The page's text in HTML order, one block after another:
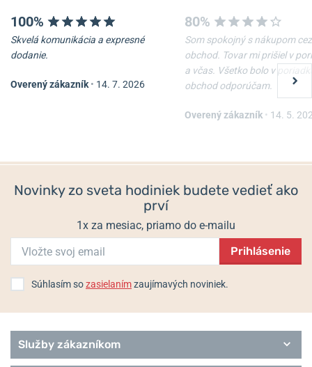
Puzdro hodiniek Helveti
Skracovač ťahu, modrý
100%
Skvelá komunikácia a expresné
dodanie.
Overený zákazník • 14. 7. 2026
80%
Som spokojný s nákupom cez
obchod. Tovar mi prišiel v
a včas. Všetko bolo v
obchod odporúčam.
Overený zákazník • 14. 5.
Novinky zo sveta hodiniek budete vedieť ako
prví
1x za mesiac, priamo do e-mailu
Prihlásenie
Súhlasím sozasielanímzaujímavých noviniek.
Služby zákazníkom